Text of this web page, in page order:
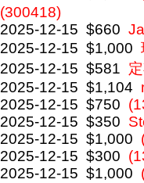
(300418)
2025-12-15 $660
2025-12-15 $1,000
2025-12-15 $581
2025-12-15 $1,104
2025-12-15 $750
2025-12-15 $350
2025-12-15 $1,000
2025-12-15 $300
2025-12-15 $1,000